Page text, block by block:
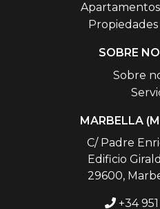
SOBRE
Sobre
MARBELLA
C/ Padre
Edificio
29600,
+34